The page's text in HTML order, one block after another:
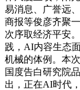
易消息、广誉远
商报等俊彦齐聚
次序取经济平安
践，AI内容生态
机械的体例。本
国度告白研究院
出，正在AI时代